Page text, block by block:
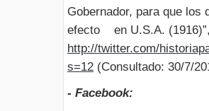
Gobernador, para que los
efecto en U.S.A.
http://twitter.com/
s=12 (Consultado: 30/7/
- Facebook: